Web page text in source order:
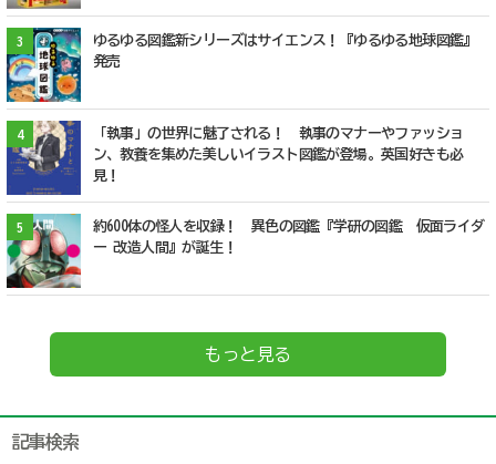
3
ゆるゆる図鑑新シリーズはサイエンス！『ゆるゆる地球図鑑』
発売
4
「執事」の世界に魅了される！ 執事のマナーやファッショ
ン、教養を集めた美しいイラスト図鑑が登場。英国好きも必
見！
5
約600体の怪人を収録！ 異色の図鑑『学研の図鑑 仮面ライダ
ー 改造人間』が誕生！
もっと見る
記事検索